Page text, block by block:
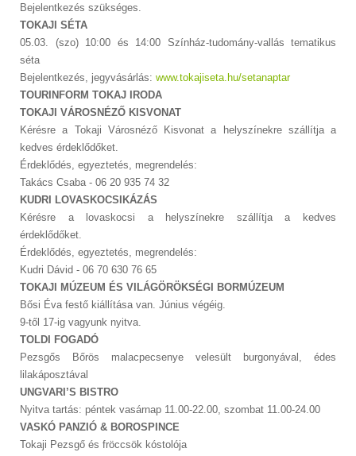
Bejelentkezés szükséges.
TOKAJI SÉTA
05.03. (szo) 10:00 és 14:00 Színház-tudomány-vallás tematikus
séta
Bejelentkezés, jegyvásárlás: www.tokajiseta.hu/setanaptar
TOURINFORM TOKAJ IRODA
TOKAJI VÁROSNÉZŐ KISVONAT
Kérésre a Tokaji Városnéző Kisvonat a helyszínekre szállítja a
kedves érdeklődőket.
Érdeklődés, egyeztetés, megrendelés:
Takács Csaba - 06 20 935 74 32
KUDRI LOVASKOCSIKÁZÁS
Kérésre a lovaskocsi a helyszínekre szállítja a kedves
érdeklődőket.
Érdeklődés, egyeztetés, megrendelés:
Kudri Dávid - 06 70 630 76 65
TOKAJI MÚZEUM ÉS VILÁGÖRÖKSÉGI BORMÚZEUM
Bősi Éva festő kiállítása van. Június végéig.
9-től 17-ig vagyunk nyitva.
TOLDI FOGADÓ
Pezsgős Bőrös malacpecsenye velesült burgonyával, édes
lilakáposztával
UNGVARI’S BISTRO
Nyitva tartás: péntek vasárnap 11.00-22.00, szombat 11.00-24.00
VASKÓ PANZIÓ & BOROSPINCE
Tokaji Pezsgő és fröccsök kóstolója